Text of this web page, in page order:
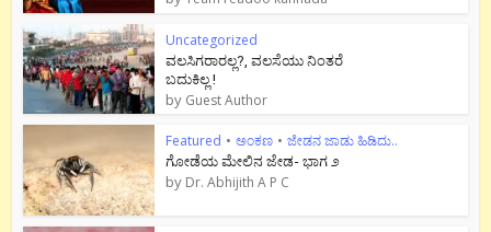
Uncategorized
ವಲಸಿಗರಾರಲ್ಲ?, ವಲಸೆಯು ನಿಂತರೆ
ಬದುಕಿಲ್ಲ !
by Guest Author
Featured • ಅಂಕಣ • ಜೇಡನ ಜಾಡು ಹಿಡಿದು..
ಗೋಡೆಯ ಮೇಲಿನ ಜೇಡ- ಭಾಗ ೨
by Dr. Abhijith A P C